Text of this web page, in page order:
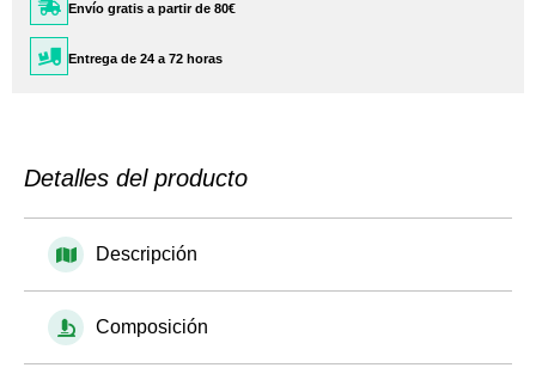
Envío gratis a partir de 80€
Entrega de 24 a 72 horas
Detalles del producto
Descripción
Composición